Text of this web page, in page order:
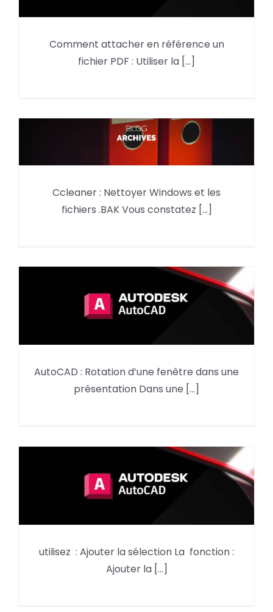
AutoCAD : Attacher un fichier
PDF !
Comment attacher en référence un
fichier PDF : Utiliser la [...]
les fichiers .BAK
Ccleaner : Nettoyer Windows et les
fichiers .BAK Vous constatez [...]
AutoCAD Rotation d’une fenêtre
dans une présentation
AutoCAD : Rotation d’une fenêtre dans une
présentation Dans une [...]
AutoCAD, utilisez : Ajouter la
sélection
utilisez : Ajouter la sélection La fonction :
Ajouter la [...]